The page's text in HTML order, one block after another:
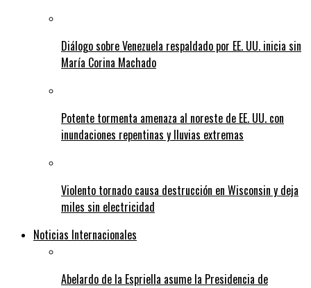
Diálogo sobre Venezuela respaldado por EE. UU. inicia sin
María Corina Machado
Potente tormenta amenaza al noreste de EE. UU. con
inundaciones repentinas y lluvias extremas
Violento tornado causa destrucción en Wisconsin y deja
miles sin electricidad
Noticias Internacionales
Abelardo de la Espriella asume la Presidencia de